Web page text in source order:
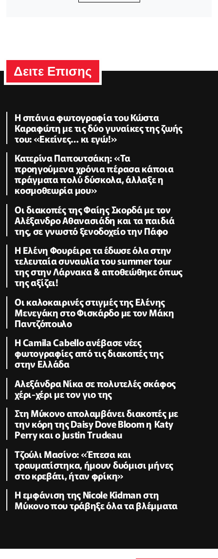
Δειτε Επισης
Η σπάνια φωτογραφία του Κώστα
Καραφώτη με τις δύο γυναίκες της ζωής
του: «Εκείνες… κι εγώ!»
Κατερίνα Παπουτσάκη: «Τα
προηγούμενα χρόνια πέρασα κάποια
πράγματα πολύ δύσκολα, άλλαξε η
κοσμοθεωρία μου»
Οι διακοπές της Φαίης Σκορδά με τον
Αλέξανδρο Αθανασιάδη και τα παιδιά
της, σε γνωστό ξενοδοχείο την Πάφο
Η Ελένη Φουρέιρα τα έδωσε όλα στην
τελευταία συναυλία του summer tour
της στην Λάρνακα & αποθεώθηκε όπως
της αξίζει!
Oι καλοκαιρινές στιγμές της Ελένης
Μενεγάκη στο Φισκάρδο με τον Μάκη
Παντζόπουλο
Η Camila Cabello ανέβασε νέες
φωτογραφίες από τις διακοπές της
στην Ελλάδα
Αλεξάνδρα Νίκα σε πολυτελές σκάφος
χέρι-χέρι με τον γιο της
Στη Μύκονο απολαμβάνει διακοπές με
την κόρη της Daisy Dove Bloom η Κaty
Perry και ο Justin Trudeau
Τζούλι Μασίνο: «Έπεσα και
τραυματίστηκα, ήμουν δυόμισι μήνες
στο κρεβάτι, ήταν φρίκη»
Η εμφάνιση της Nicole Kidman στη
Μύκονο που τράβηξε όλα τα βλέμματα